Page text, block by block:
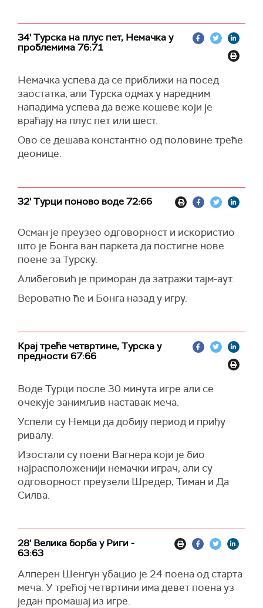
34' Турска на плус пет, Немачка у
проблемима 76:71
Немачка успева да се приближи на посед
заостатка, али Турска одмах у наредним
нападима успева да веже кошеве који је
враћају на плус пет или шест.
Ово се дешава константно од половине треће
деонице.
32' Турци поново воде 72:66
Осман је преузео одговорност и искористио
што је Бонга ван паркета да постигне нове
поене за Турску.
Алибеговић је приморан да затражи тајм-аут.
Вероватно ће и Бонга назад у игру.
Крај треће четвртине, Турска у
предности 67:66
Воде Турци после 30 минута игре али се
очекује занимљив наставак меча.
Успели су Немци да добију период и приђу
ривалу.
Изостали су поени Вагнера који је био
најрасположенији немачки играч, али су
одговорност преузели Шредер, Тиман и Да
Силва.
28' Велика борба у Риги -
63:63
Алперен Шенгун убацио је 24 поена од старта
меча. У трећој четвртини има девет поена уз
један промашај из игре.